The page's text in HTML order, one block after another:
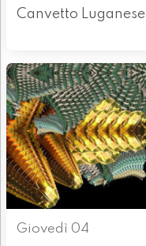
Canvetto Luganese
Giovedì 04